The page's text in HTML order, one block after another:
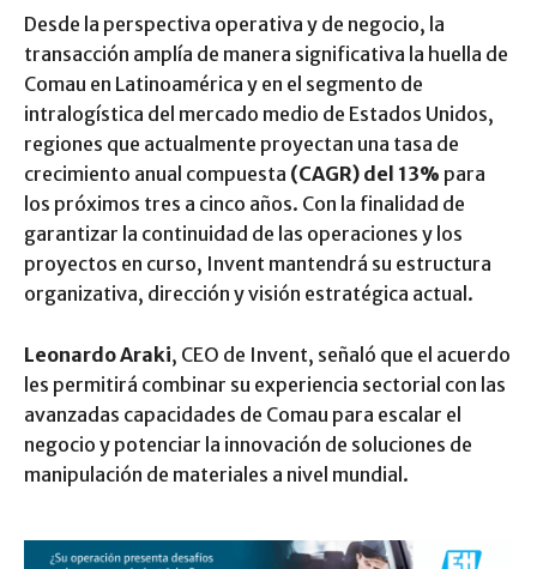
Desde la perspectiva operativa y de negocio, la
transacción amplía de manera significativa la huella de
Comau en Latinoamérica y en el segmento de
intralogística del mercado medio de Estados Unidos,
regiones que actualmente proyectan una tasa de
crecimiento anual compuesta (CAGR) del 13% para
los próximos tres a cinco años. Con la finalidad de
garantizar la continuidad de las operaciones y los
proyectos en curso, Invent mantendrá su estructura
organizativa, dirección y visión estratégica actual.
Leonardo Araki, CEO de Invent, señaló que el acuerdo
les permitirá combinar su experiencia sectorial con las
avanzadas capacidades de Comau para escalar el
negocio y potenciar la innovación de soluciones de
manipulación de materiales a nivel mundial.